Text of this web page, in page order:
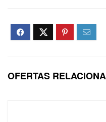
OFERTAS